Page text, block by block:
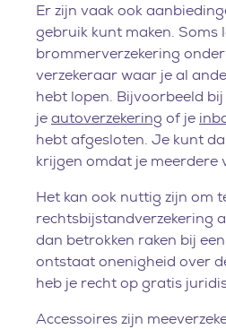
Er zijn vaak ook
gebruik kunt maken. Soms
brommerverzekering
verzekeraar waar je al
hebt lopen. Bijvoorbeeld
jeautoverzekering of je
hebt afgesloten. Je kunt
krijgen omdat je meerdere
Het kan ook nuttig zijn om
rechtsbijstandverzekering
dan betrokken raken bij
ontstaat onenigheid over
heb je recht op gratis
Accessoires zijn